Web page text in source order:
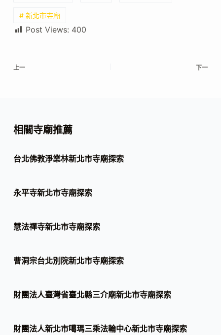
# 新北市寺廟
Post Views: 400
上一 下一
相關寺廟推薦
台北佛教淨業林新北市寺廟探索
永平寺新北市寺廟探索
慧法禪寺新北市寺廟探索
曹洞宗台北別院新北市寺廟探索
財團法人臺灣省臺北縣三介廟新北市寺廟探索
財團法人新北市噶瑪三乘法輪中心新北市寺廟探索